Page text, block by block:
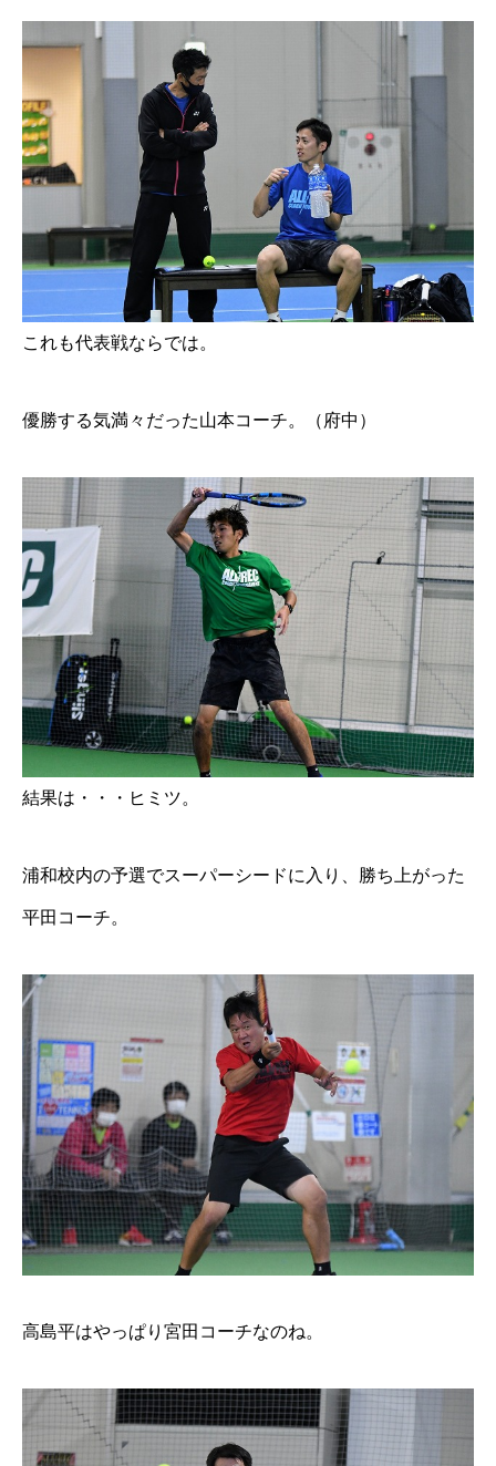
これも代表戦ならでは。
優勝する気満々だった山本コーチ。（府中）
結果は・・・ヒミツ。
浦和校内の予選でスーパーシードに入り、勝ち上がった
平田コーチ。
高島平はやっぱり宮田コーチなのね。